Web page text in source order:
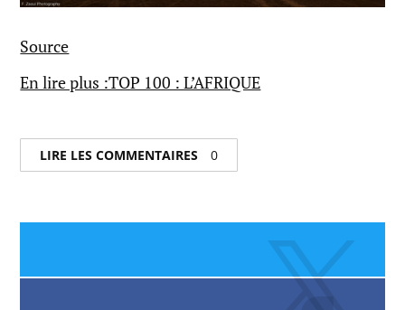
Source
En lire plus :TOP 100 : L’AFRIQUE
LIRE LES COMMENTAIRES 0